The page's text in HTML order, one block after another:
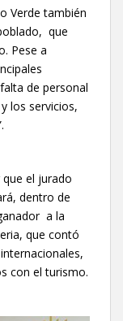
Verde también
que
Pese a
de personal
los servicios,
el jurado
dentro de
a la
que contó
con el turismo.